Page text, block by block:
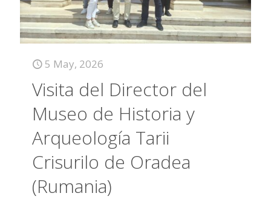
5 May, 2026
Visita del Director del
Museo de Historia y
Arqueología Tarii
Crisurilo de Oradea
(Rumania)